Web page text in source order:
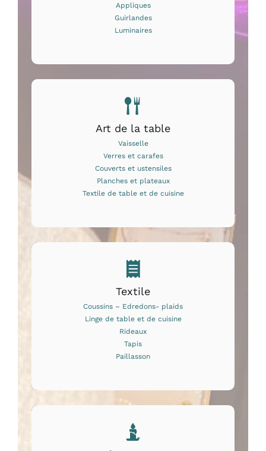
Appliques
Guirlandes
Luminaires
Art de la table
Vaisselle
Verres et carafes
Couverts et ustensiles
Planches et plateaux
Textile de table et de cuisine
Textile
Coussins – Edredons- plaids
Linge de table et de cuisine
Rideaux
Tapis
Paillasson